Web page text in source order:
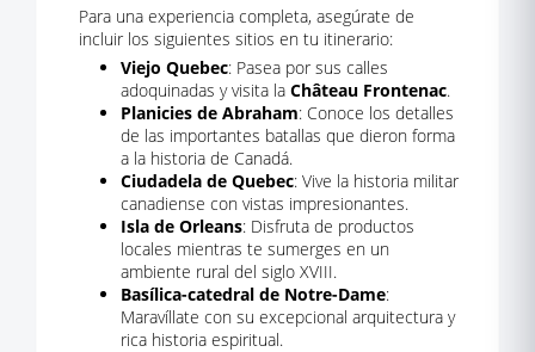
Para una experiencia completa, asegúrate de
incluir los siguientes sitios en tu itinerario:
Viejo Quebec: Pasea por sus calles
adoquinadas y visita la Château Frontenac.
Planicies de Abraham: Conoce los detalles
de las importantes batallas que dieron forma
a la historia de Canadá.
Ciudadela de Quebec: Vive la historia militar
canadiense con vistas impresionantes.
Isla de Orleans: Disfruta de productos
locales mientras te sumerges en un
ambiente rural del siglo XVIII.
Basílica-catedral de Notre-Dame:
Maravíllate con su excepcional arquitectura y
rica historia espiritual.